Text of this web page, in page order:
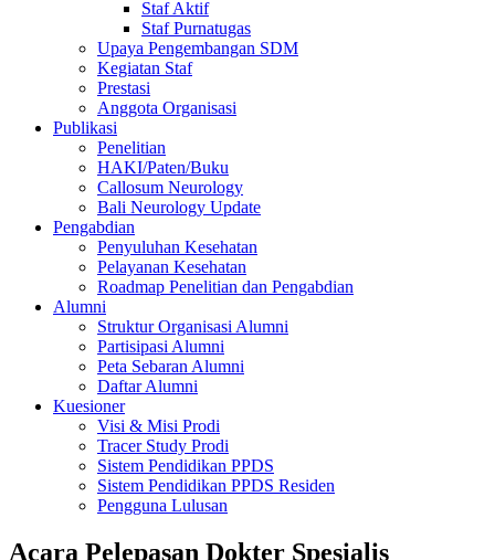
Staf Aktif
Staf Purnatugas
Upaya Pengembangan SDM
Kegiatan Staf
Prestasi
Anggota Organisasi
Publikasi
Penelitian
HAKI/Paten/Buku
Callosum Neurology
Bali Neurology Update
Pengabdian
Penyuluhan Kesehatan
Pelayanan Kesehatan
Roadmap Penelitian dan Pengabdian
Alumni
Struktur Organisasi Alumni
Partisipasi Alumni
Peta Sebaran Alumni
Daftar Alumni
Kuesioner
Visi & Misi Prodi
Tracer Study Prodi
Sistem Pendidikan PPDS
Sistem Pendidikan PPDS Residen
Pengguna Lulusan
Acara Pelepasan Dokter Spesialis